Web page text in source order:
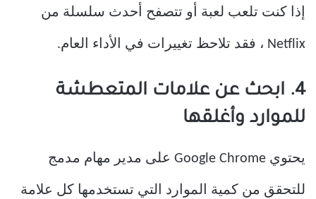
إذا كنت تلعب لعبة أو تتصفح أحدث سلسلة من
Netflix ، فقد تلاحظ تغييرات في الأداء العام.
4. ابحث عن علامات المتعطشة
للموارد وأغلقها
يحتوي Google Chrome على مدير مهام مدمج
للتحقق من كمية الموارد التي تستخدمها كل علامة